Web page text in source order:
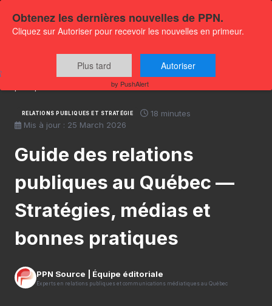
Centre de ressources
Guide des relations
publiques au Québec — Stratégies, médias et bonnes
RELATIONS PUBLIQUES ET STRATÉGIE
18 minutes
Mis à jour : 25 March 2026
Guide des relations
publiques au Québec —
Stratégies, médias et
bonnes pratiques
PPN Source | Équipe éditoriale
Experts en relations publiques et communications médiatiques au Québec
Obtenez les dernières nouvelles de PPN.
Cliquez sur Autoriser pour recevoir les nouvelles en primeur.
Plus tard Autoriser
by PushAlert